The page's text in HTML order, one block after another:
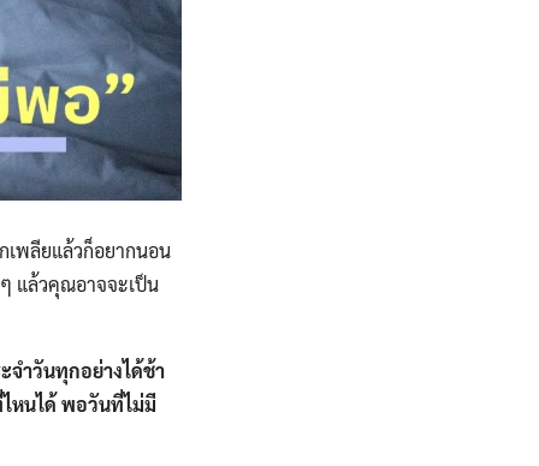
เพลียแล้วก็อยากนอน
แล้วคุณอาจจะเป็น
จำวันทุกอย่างได้ช้า
หนได้ พอวันที่ไม่มี